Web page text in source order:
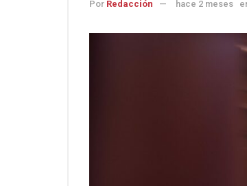
Por Redacción hace 2 meses